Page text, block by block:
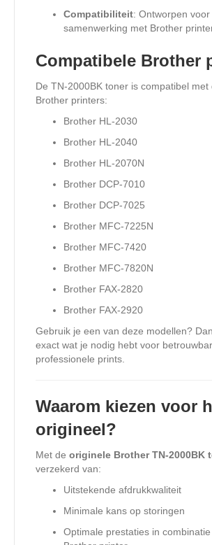
Compatibiliteit: Ontworpen
samenwerking met Brother
Compatibele Brother
De TN-2000BK toner is compatibel met
Brother printers:
Brother HL-2030
Brother HL-2040
Brother HL-2070N
Brother DCP-7010
Brother DCP-7025
Brother MFC-7225N
Brother MFC-7420
Brother MFC-7820N
Brother FAX-2820
Brother FAX-2920
Gebruik je een van deze modellen?
exact wat je nodig hebt voor
professionele prints.
Waarom kiezen voor
origineel?
Met de originele Brother TN-2000BK
verzekerd van:
Uitstekende afdrukkwaliteit
Minimale kans op storingen
Optimale prestaties in